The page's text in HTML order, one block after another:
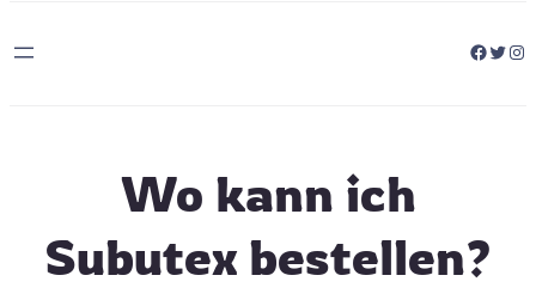
Wo kann ich
Subutex bestellen?